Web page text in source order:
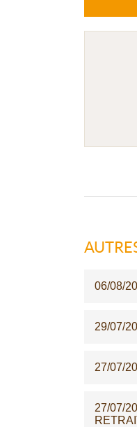
06/08/
29/07/
27/07/
27/07/